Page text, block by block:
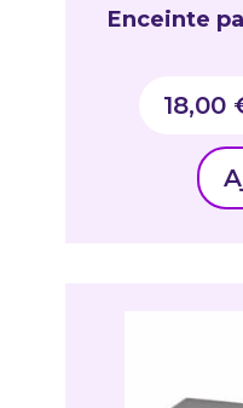
Enceinte
18,00